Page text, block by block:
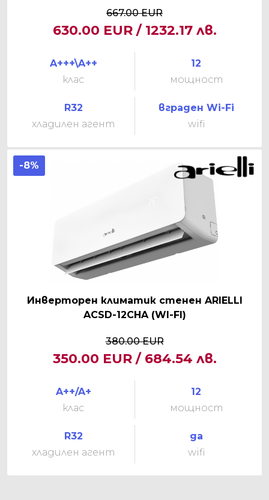
667.00 EUR
630.00 EUR / 1232.17 лв.
A+++\A++
клас
12
мощност
R32
хладилен агент
вграден Wi-Fi
wifi
-8%
Инверторен климатик стенен ARIELLI
ACSD-12CHA (WI-FI)
380.00 EUR
350.00 EUR / 684.54 лв.
A++/A+
клас
12
мощност
R32
хладилен агент
да
wifi